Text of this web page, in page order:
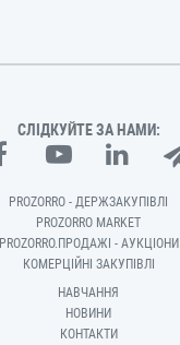
СЛІДКУЙТЕ ЗА НАМИ:
PROZORRO - ДЕРЖЗАКУПІВЛІ
PROZORRO MARKET
PROZORRO.ПРОДАЖІ - АУКЦІОНИ
КОМЕРЦІЙНІ ЗАКУПІВЛІ
НАВЧАННЯ
НОВИНИ
КОНТАКТИ